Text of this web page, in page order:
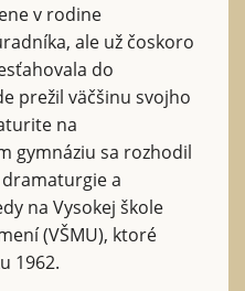
v rodine
ale už čoskoro
do
prežil väčšinu svojho
na
gymnáziu sa rozhodil
a
na Vysokej škole
(VŠMU), ktoré
1962.